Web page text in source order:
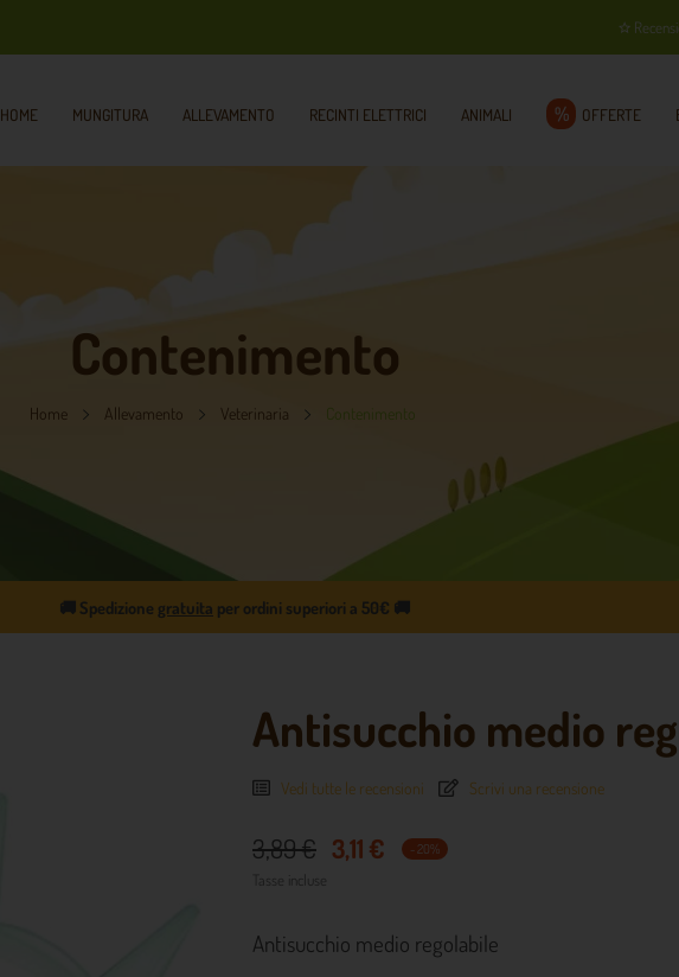
HOME MUNGITURA ALLEVAMENTO RECINTI ELETTRICI ANIMALI % OFFERTE
Contenimento
Home Allevamento Veterinaria
🚚 Spedizione gratuita per ordini superiori a 50€ 🚚
Antisucchio medio
Vedi tutte le recensioni Scrivi una recensione
3,89 € 3,11 € - 20%
Tasse incluse
Antisucchio medio regolabile